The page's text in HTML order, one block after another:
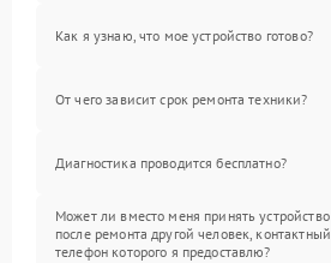
Как я узнаю, что мое устройство готово?
От чего зависит срок ремонта техники?
Диагностика проводится бесплатно?
Может ли вместо меня принять устройство
после ремонта другой человек, контактный
телефон которого я предоставлю?